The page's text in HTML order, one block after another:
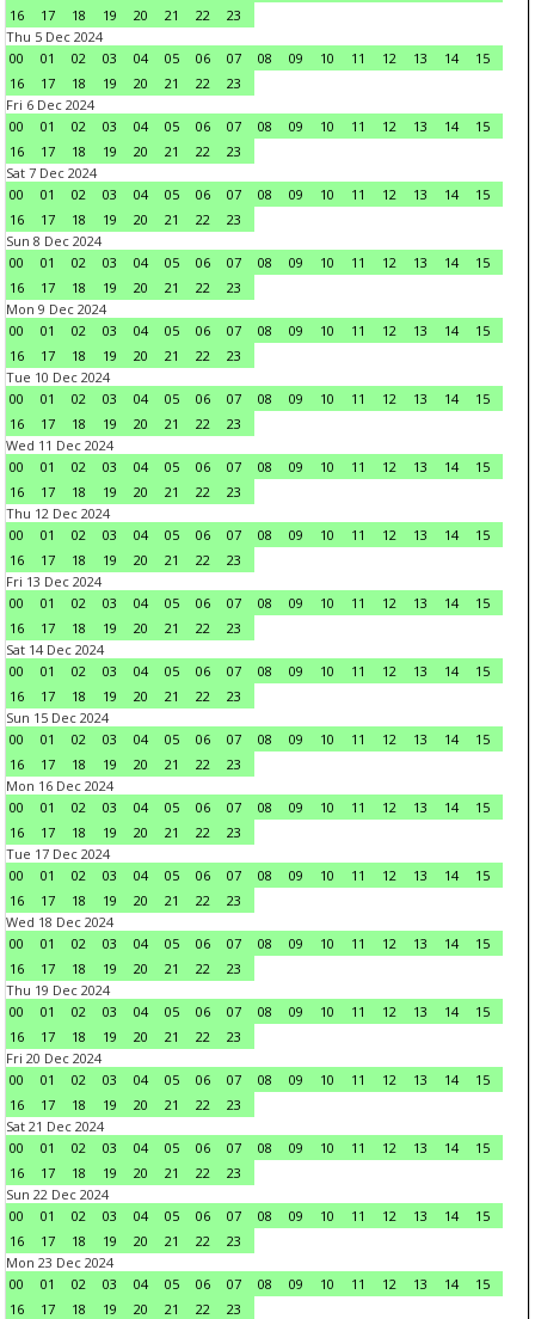
16
17 18 19 20 21 22
23
Thu 5 Dec 2024
00
01 02 03 04 05 06 07 08 09 10 11 12 13 14
15
16
17 18 19 20 21 22
23
Fri 6 Dec 2024
00
01 02 03 04 05 06 07 08 09 10 11 12 13 14
15
16
17 18 19 20 21 22
23
Sat 7 Dec 2024
00
01 02 03 04 05 06 07 08 09 10 11 12 13 14
15
16
17 18 19 20 21 22
23
Sun 8 Dec 2024
00
01 02 03 04 05 06 07 08 09 10 11 12 13 14
15
16
17 18 19 20 21 22
23
Mon 9 Dec 2024
00
01 02 03 04 05 06 07 08 09 10 11 12 13 14
15
16
17 18 19 20 21 22
23
Tue 10 Dec 2024
00
01 02 03 04 05 06 07 08 09 10 11 12 13 14
15
16
17 18 19 20 21 22
23
Wed 11 Dec 2024
00
01 02 03 04 05 06 07 08 09 10 11 12 13 14
15
16
17 18 19 20 21 22
23
Thu 12 Dec 2024
00
01 02 03 04 05 06 07 08 09 10 11 12 13 14
15
16
17 18 19 20 21 22
23
Fri 13 Dec 2024
00
01 02 03 04 05 06 07 08 09 10 11 12 13 14
15
16
17 18 19 20 21 22
23
Sat 14 Dec 2024
00
01 02 03 04 05 06 07 08 09 10 11 12 13 14
15
16
17 18 19 20 21 22
23
Sun 15 Dec 2024
00
01 02 03 04 05 06 07 08 09 10 11 12 13 14
15
16
17 18 19 20 21 22
23
Mon 16 Dec 2024
00
01 02 03 04 05 06 07 08 09 10 11 12 13 14
15
16
17 18 19 20 21 22
23
Tue 17 Dec 2024
00
01 02 03 04 05 06 07 08 09 10 11 12 13 14
15
16
17 18 19 20 21 22
23
Wed 18 Dec 2024
00
01 02 03 04 05 06 07 08 09 10 11 12 13 14
15
16
17 18 19 20 21 22
23
Thu 19 Dec 2024
00
01 02 03 04 05 06 07 08 09 10 11 12 13 14
15
16
17 18 19 20 21 22
23
Fri 20 Dec 2024
00
01 02 03 04 05 06 07 08 09 10 11 12 13 14
15
16
17 18 19 20 21 22
23
Sat 21 Dec 2024
00
01 02 03 04 05 06 07 08 09 10 11 12 13 14
15
16
17 18 19 20 21 22
23
Sun 22 Dec 2024
00
01 02 03 04 05 06 07 08 09 10 11 12 13 14
15
16
17 18 19 20 21 22
23
Mon 23 Dec 2024
00
01 02 03 04 05 06 07 08 09 10 11 12 13 14
15
16
17 18 19 20 21 22 23